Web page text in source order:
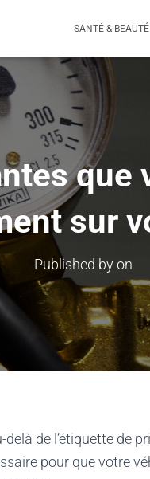
SANTÉ & BEAUTÉ
que
sur
Published byon
de l’étiquette de
pour que votre